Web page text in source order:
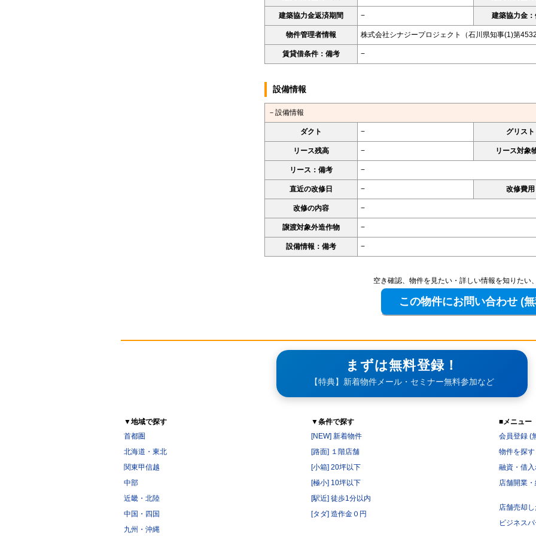
建築協力金返済期間 − 建築協力金
物件管理者情報 株式会社シナジープロジェクト（石川県知事(1)第4532
賃貸借条件：備考 −
設備情報
－設備情報
ダクト − グリスト
リース残高 − リース対象
リース：備考 −
直近の改修日 − 改修費用
改修の内容 −
譲渡対象外造作物 −
設備情報：備考 −
空き確認、物件を見たい・詳しい情報を知りたい
まずは無料登録！
【特典】新着物件メール・セミナー無料参加など
▼地域で探す
首都圏
北海道・東北
関東甲信越
中部
近畿・北陸
中国・四国
九州・沖縄
▼条件で探す
[NEW] 新着物件
[路面] １階店舗
[小箱] 20坪以下
[極小] 10坪以下
[駅近] 徒歩1分以内
[タダ] 造作金０円
■メニュー
会員登録 (
物件を探す
融資・借
店舗開業
店舗売却
ビジネス